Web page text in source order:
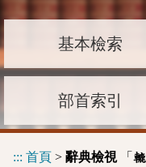
基本檢索
部首索引
::: 首頁 > 辭典檢視「